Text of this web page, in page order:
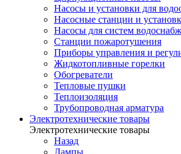
Насосы и установки для
Насосные станции и
Насосы для систем
Станции пожаротушения
Приборы управления и
Жидкотопливные горелки
Обогреватели
Тепловые пушки
Теплоизоляция
Трубопроводная арматура
Электротехнические товары
Электротехнические товары
Назад
Лампы